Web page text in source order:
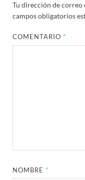
Tu dirección de
campos obligatorios
COMENTARIO *
NOMBRE *